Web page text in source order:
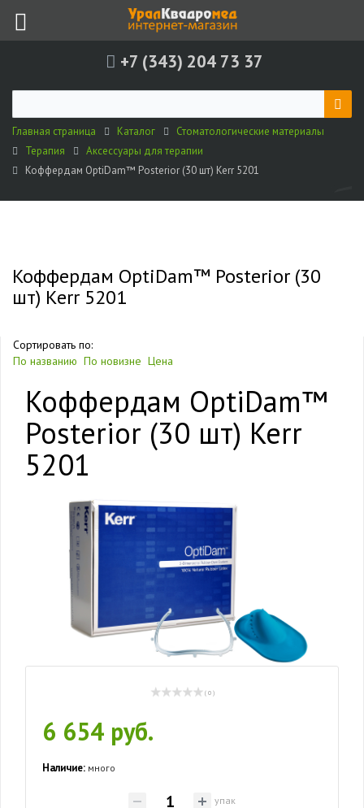
+7 (343) 204 73 37
Главная страница Каталог
Стоматологические материалы
Терапия
Аксессуары для терапии
Коффердам OptiDam™ Posterior (30 шт) Kerr 5201
Коффердам OptiDam™ Posterior (30
шт) Kerr 5201
Сортировать по:
По названию По новизне Цена
Коффердам OptiDam™
Posterior (30 шт) Kerr
5201
( 0 )
6 654 руб.
Наличие: много
упак